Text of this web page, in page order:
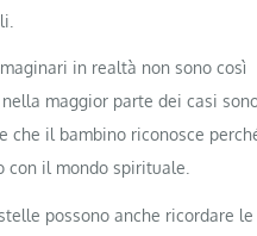
in realtà non sono così
maggior parte dei casi
che il bambino riconosce
con il mondo spirituale.
possono anche ricordare